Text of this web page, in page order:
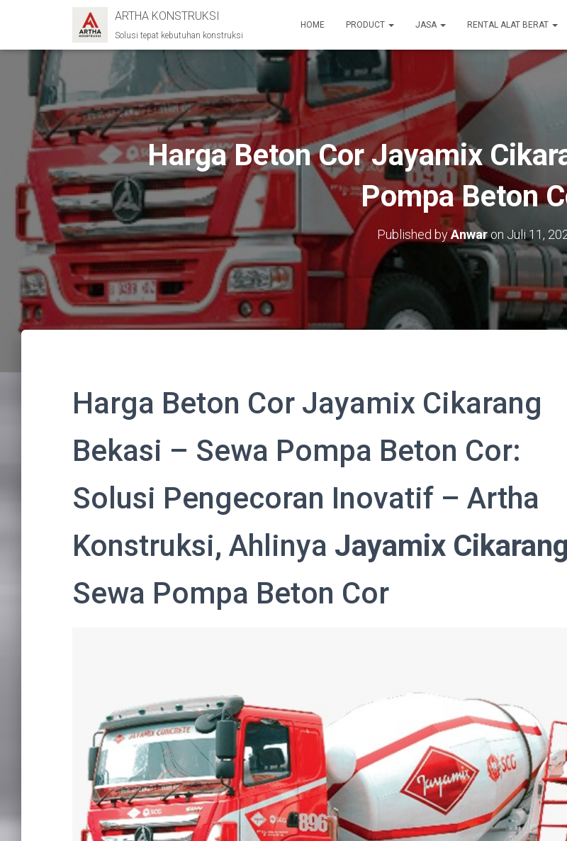
ARTHA KONSTRUKSI
Solusi tepat kebutuhan konstruksi
HOME PRODUCT JASA RENTAL ALAT BERAT
Harga Beton Cor Jayamix
Pompa Beton
Published byAnwaron Juli 11,
Harga Beton Cor Jayamix Cikarang
Bekasi – Sewa Pompa Beton Cor:
Solusi Pengecoran Inovatif – Artha
Konstruksi, Ahlinya Jayamix Cikarang
Sewa Pompa Beton Cor